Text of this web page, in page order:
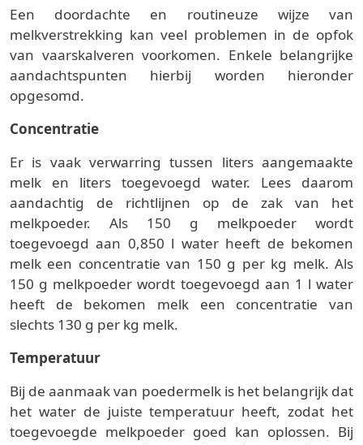
Een doordachte en routineuze wijze van
melkverstrekking kan veel problemen in de opfok
van vaarskalveren voorkomen. Enkele belangrijke
aandachtspunten hierbij worden hieronder
opgesomd.
Concentratie
Er is vaak verwarring tussen liters aangemaakte
melk en liters toegevoegd water. Lees daarom
aandachtig de richtlijnen op de zak van het
melkpoeder. Als 150 g melkpoeder wordt
toegevoegd aan 0,850 l water heeft de bekomen
melk een concentratie van 150 g per kg melk. Als
150 g melkpoeder wordt toegevoegd aan 1 l water
heeft de bekomen melk een concentratie van
slechts 130 g per kg melk.
Temperatuur
Bij de aanmaak van poedermelk is het belangrijk dat
het water de juiste temperatuur heeft, zodat het
toegevoegde melkpoeder goed kan oplossen. Bij